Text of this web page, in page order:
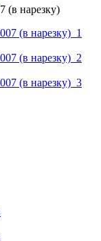
(в нарезку)